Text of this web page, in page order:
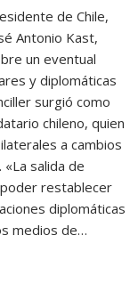
de Chile,
Antonio Kast,
un eventual
y diplomáticas
surgió como
chileno, quien
a cambios
salida de
restablecer
diplomáticas
medios de…